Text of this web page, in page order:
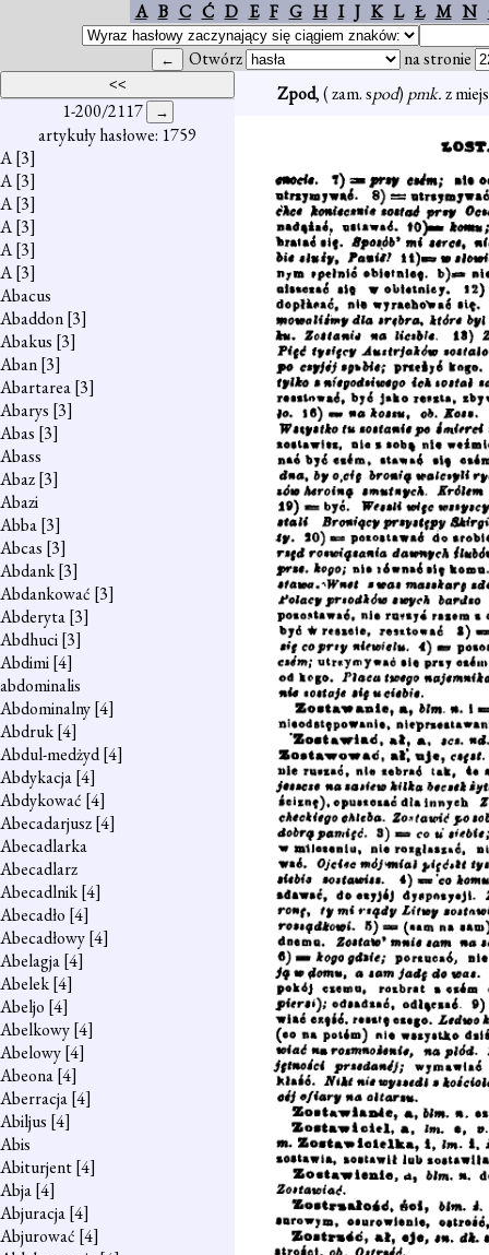
A B C Ć D E F G H I J K L Ł M N
Otwórz na stronie
1-200/2117
artykuły hasłowe: 1759
A[3]
A[3]
A[3]
A[3]
A[3]
A[3]
Abacus
Abaddon[3]
Abakus [3]
Aban[3]
Abartarea[3]
Abarys [3]
Abas [3]
Abass
Abaz[3]
Abazi
Abba[3]
Abcas [3]
Abdank[3]
Abdankować [3]
Abderyta[3]
Abdhuci[3]
Abdimi[4]
abdominalis
Abdominalny[4]
Abdruk[4]
Abdul-medżyd[4]
Abdykacja[4]
Abdykować [4]
Abecadarjusz[4]
Abecadlarka
Abecadlarz
Abecadlnik[4]
Abecadło [4]
Abecadłowy[4]
Abelagja[4]
Abelek[4]
Abeljo [4]
Abelkowy[4]
Abelowy[4]
Abeona[4]
Aberracja[4]
Abiljus [4]
Abis
Abiturjent[4]
Abja[4]
Abjuracja[4]
Abjurować [4]
Zpod, ( zam. spod) pmk.z